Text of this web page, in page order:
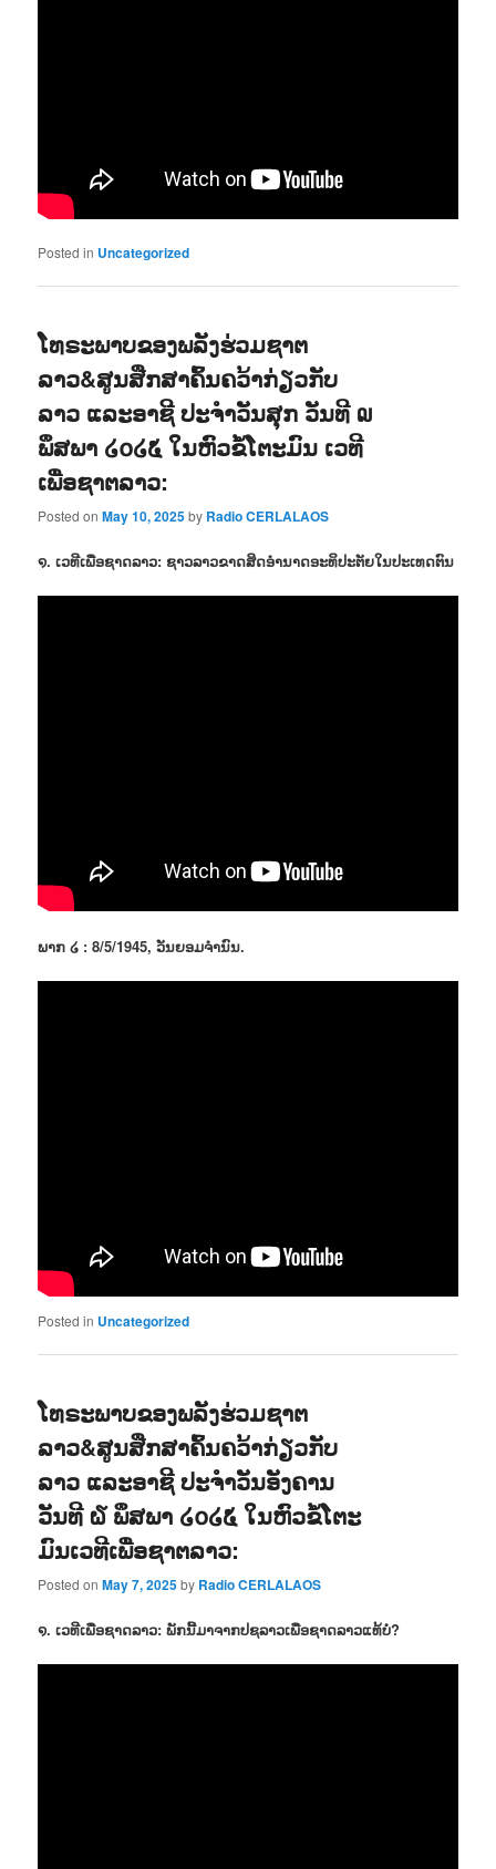
Posted in Uncategorized
ໂທຣະພາບຂອງພລັງຮ່ວມຊາຕ
ລາວ&ສູນສືກສາຄົ້ນຄວ້າກ່ຽວກັບ
ລາວ ແລະອາຊີ ປະຈຳວັນສຸກ ວັນທີ ໙
ພຶສພາ ໒໐໒໕ ໃນຫົວຂໍ້ໂຕະມົນ ເວທີ
ເພື່ອຊາຕລາວ:
Posted onMay 10, 2025by Radio CERLALAOS
໑. ເວທີເພື່ອຊາດລາວ: ຊາວລາວຂາດສິດອຳນາດອະທິປະຕັຍໃນປະເທດຕົນ
ພາກ ໒ : 8/5/1945, ວັນຍອມຈຳນົນ.
Posted in Uncategorized
ໂທຣະພາບຂອງພລັງຮ່ວມຊາຕ
ລາວ&ສູນສືກສາຄົ້ນຄວ້າກ່ຽວກັບ
ລາວ ແລະອາຊີ ປະຈຳວັນອັງຄານ
ວັນທີ ໖ ພຶສພາ ໒໐໒໕ ໃນຫົວຂໍ້ໂຕະ
ມົນເວທີເພື່ອຊາຕລາວ:
Posted onMay 7, 2025by Radio CERLALAOS
໑. ເວທີເພື່ອຊາດລາວ: ພັກນີ້ມາຈາກປຊລາວເພື່ອຊາດລາວແທ້ບໍ່?